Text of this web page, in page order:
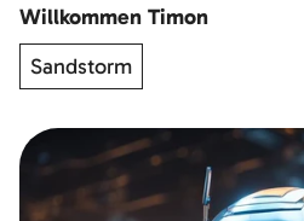
Willkommen Timon
Sandstorm